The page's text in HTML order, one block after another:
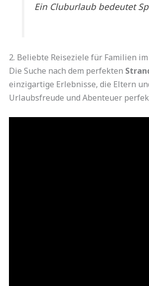
Ein Cluburlaub bedeutet
2. Beliebte Reiseziele für Familien im
Die Suche nach dem perfekten
einzigartige Erlebnisse, die Eltern
Urlaubsfreude und Abenteuer